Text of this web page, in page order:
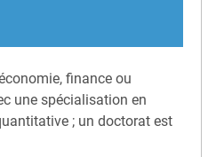
finance ou
une spécialisation en
; un doctorat est